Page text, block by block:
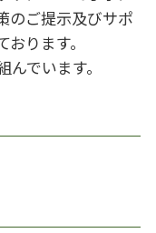
のご提示及びサポ
ります。
でいます。